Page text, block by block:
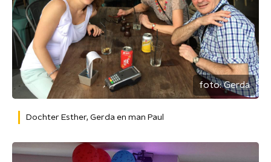
foto:Gerda
Dochter Esther, Gerda en man Paul